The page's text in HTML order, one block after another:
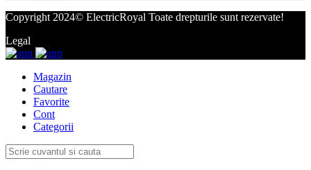
Copyright 2024© ElectricRoyal Toate drepturile sunt rezervate!
Legal
Magazin
Cautare
Favorite
Cont
Categorii